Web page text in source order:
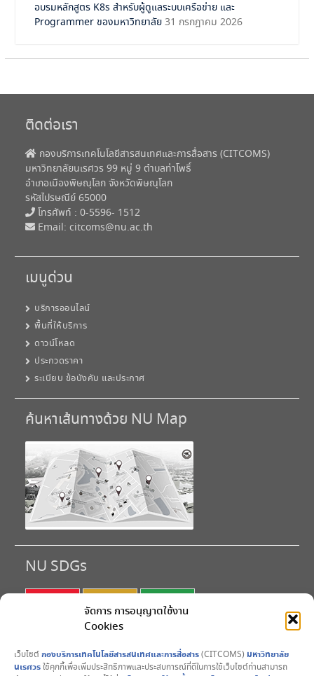
จัดการ การอนุญาตใช้งาน
Cookies
เว็บไซต์กองบริการเทคโนโลยีสารสนเทศและการสื่อสาร(CITCOMS) มหาวิทยาลัย
นเรศวรใช้คุกกี้เพื่อเพิ่มประสิทธิภาพและประสบการณ์ที่ดีในการใช้เว็บไซต์ท่านสามารถ
อบรมหลักสูตร K8s สำหรับผู้ดูแลระบบเครือข่าย และ
Programmer ของมหาวิทยาลัย 31 กรกฎาคม 2026
ติดต่อเรา
กองบริการเทคโนโลยีสารสนเทศและการสื่อสาร (CITCOMS)
มหาวิทยาลัยนเรศวร 99 หมู่ 9 ตำบลท่าโพธิ์
อำเภอเมืองพิษณุโลก จังหวัดพิษณุโลก
รหัสไปรษณีย์ 65000
โทรศัพท์ : 0-5596- 1512
Email: citcoms@nu.ac.th
เมนูด่วน
บริการออนไลน์
พื้นที่ให้บริการ
ดาวน์โหลด
ประกวดราคา
ระเบียบ ข้อบังคับ และประกาศ
ค้นหาเส้นทางด้วย NU Map
NU SDGs
SDG 5
SDG 7
SDG 8 SDG 9